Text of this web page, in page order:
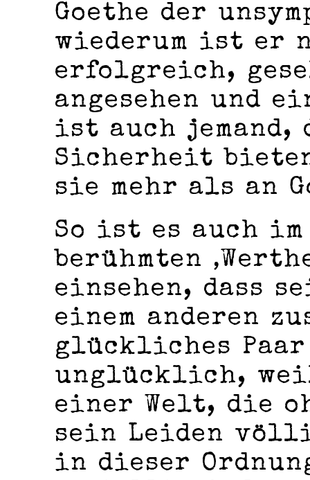
Goethe der
wiederum ist er
erfolgreich,
angesehen und
ist auch
Sicherheit
sie mehr als an
So ist es auch im
berühmten
einsehen, dass
einem anderen
glückliches
unglücklich,
einer Welt, die
sein Leiden
in dieser